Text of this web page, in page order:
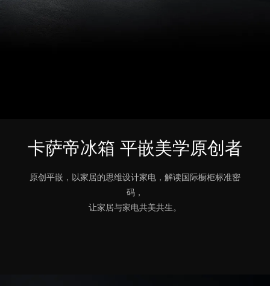
卡萨帝冰箱 平嵌美学原创者
原创平嵌，以家居的思维设计家电，解读国际橱柜标准密
码，
让家居与家电共美共生。